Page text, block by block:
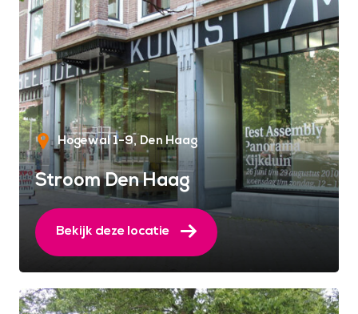
Hogewal 1-9 Den Haag
Stroom Den Haag
Bekijk deze locatie